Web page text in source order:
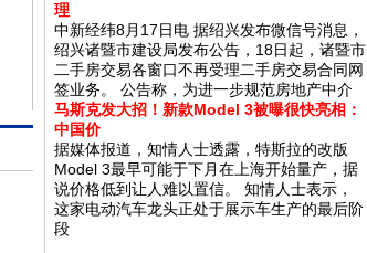
理
中新经纬8月17日电 据绍兴发布微信号消息，
绍兴诸暨市建设局发布公告，18日起，诸暨市
二手房交易各窗口不再受理二手房交易合同网
签业务。 公告称，为进一步规范房地产中介
马斯克发大招！新款Model 3被曝很快亮相：
中国价
据媒体报道，知情人士透露，特斯拉的改版
Model 3最早可能于下月在上海开始量产，据
说价格低到让人难以置信。 知情人士表示，
这家电动汽车龙头正处于展示车生产的最后阶
段